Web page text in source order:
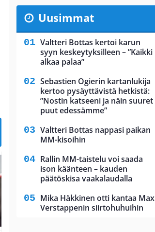
Uusimmat
Valtteri Bottas kertoi karun
syyn keskeytyksilleen – ”Kaikki
alkaa palaa”
Sebastien Ogierin kartanlukija
kertoo pysäyttävistä hetkistä:
”Nostin katseeni ja näin suuret
puut edessämme”
Valtteri Bottas nappasi paikan
MM-kisoihin
Rallin MM-taistelu voi saada
ison käänteen – kauden
päätöskisa vaakalaudalla
Mika Häkkinen otti kantaa Max
Verstappenin siirtohuhuihin